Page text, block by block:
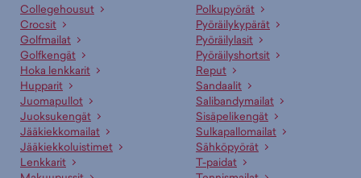
Collegehousut
Crocsit
Golfmailat
Golfkengät
Hoka lenkkarit
Hupparit
Juomapullot
Juoksukengät
Jääkiekkomailat
Jääkiekkoluistimet
Lenkkarit
Polkupyörät
Pyöräilykypärät
Pyöräilylasit
Pyöräilyshortsit
Reput
Sandaalit
Salibandymailat
Sisäpelikengät
Sulkapallomailat
Sähköpyörät
T-paidat